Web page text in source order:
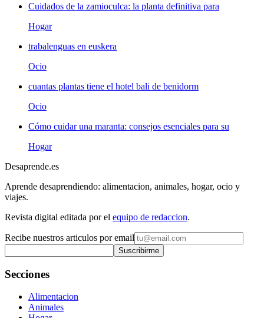
Cuidados de la zamioculca: la planta definitiva para
Hogar
trabalenguas en euskera
Ocio
cuantas plantas tiene el hotel bali de benidorm
Ocio
Cómo cuidar una maranta: consejos esenciales para su
Hogar
Desaprende.es
Aprende desaprendiendo: alimentacion, animales, hogar, ocio y
viajes.
Revista digital editada por el equipo de redaccion.
Recibe nuestros articulos por email
Suscribirme
Secciones
Alimentacion
Animales